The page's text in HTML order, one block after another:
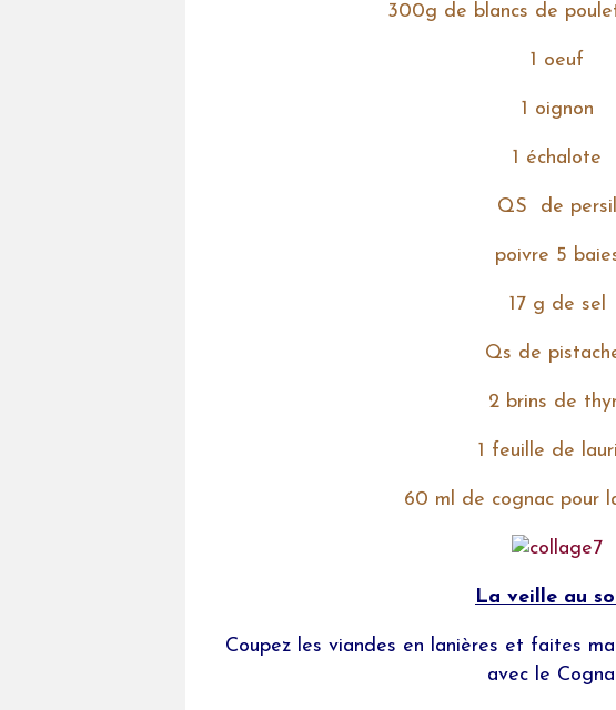
300g de blancs de
1 oeuf
1 oignon
1 échalote
QS de persil
poivre 5
17 g de sel
Qs de
2 brins de
1 feuille de
60 ml de cognac pour
La veille au
Coupez les viandes en lanières et faites
avec le